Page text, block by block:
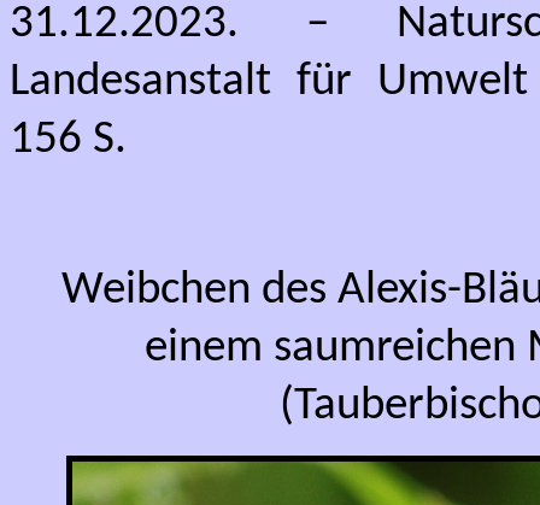
31.12.2023. –
Landesanstalt für
156 S.
Weibchen des Alexis-
einem saumreichen